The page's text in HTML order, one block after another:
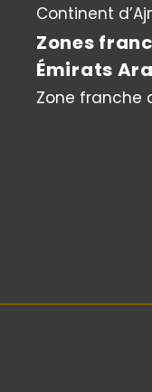
Continent
Zones
Émirats
Zone franche